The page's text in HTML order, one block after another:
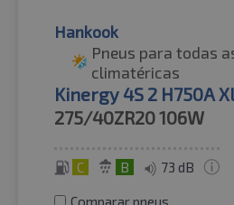
Hankook
Pneus para todas
climatéricas
Kinergy 4S 2 H750A
275/40ZR20106W
C B 73 dB
Comparar pneus